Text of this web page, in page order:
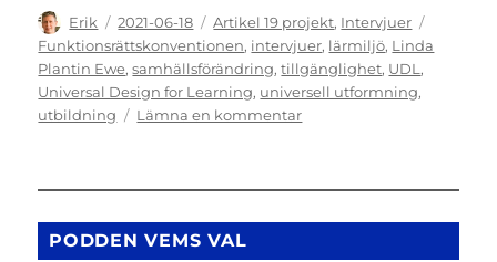
Författare
Erik
Publicerat
den
2021-06-18 Kategorier
Artikel 19 projekt, Intervjuer
Funktionsrättskonventionen, intervjuer, lärmiljö, Linda
Plantin Ewe,samhällsförändring,tillgänglighet, UDL ,
Universal Design for Learning, universell utformning,
utbildning
Lämna en kommentartill
PODDEN VEMS VAL